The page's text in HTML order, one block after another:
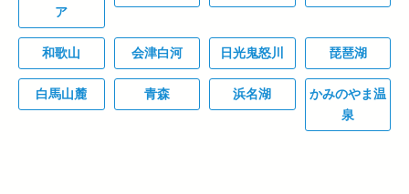
CWC
お問い合わせ
ア
和歌山 会津白河 日光鬼怒川 琵琶湖
白馬山麓 青森 浜名湖
かみのやま温
泉